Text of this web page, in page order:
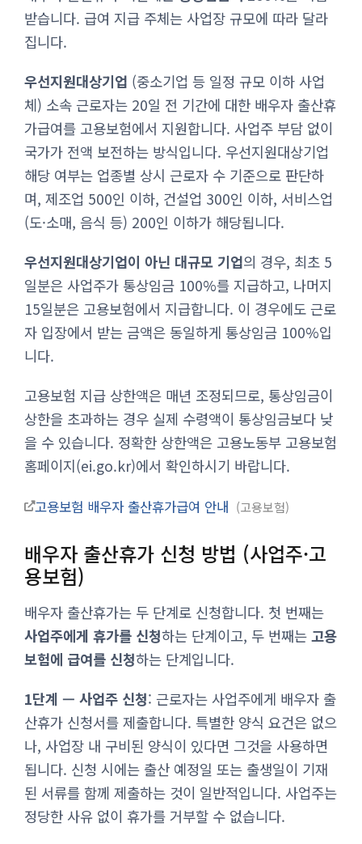
받습니다. 급여 지급 주체는 사업장 규모에 따라 달라
집니다.
우선지원대상기업 (중소기업 등 일정 규모 이하 사업
체) 소속 근로자는 20일 전 기간에 대한 배우자 출산휴
가급여를 고용보험에서 지원합니다. 사업주 부담 없이
국가가 전액 보전하는 방식입니다. 우선지원대상기업
해당 여부는 업종별 상시 근로자 수 기준으로 판단하
며, 제조업 500인 이하, 건설업 300인 이하, 서비스업
(도·소매, 음식 등) 200인 이하가 해당됩니다.
우선지원대상기업이 아닌 대규모 기업의 경우, 최초 5
일분은 사업주가 통상임금 100%를 지급하고, 나머지
15일분은 고용보험에서 지급합니다. 이 경우에도 근로
자 입장에서 받는 금액은 동일하게 통상임금 100%입
니다.
고용보험 지급 상한액은 매년 조정되므로, 통상임금이
상한을 초과하는 경우 실제 수령액이 통상임금보다 낮
을 수 있습니다. 정확한 상한액은 고용노동부 고용보험
홈페이지(ei.go.kr)에서 확인하시기 바랍니다.
고용보험 배우자 출산휴가급여 안내 고용보험
배우자 출산휴가 신청 방법 (사업주·고
용보험)
배우자 출산휴가는 두 단계로 신청합니다. 첫 번째는
사업주에게 휴가를 신청하는 단계이고, 두 번째는 고용
보험에 급여를 신청하는 단계입니다.
1단계 — 사업주 신청: 근로자는 사업주에게 배우자 출
산휴가 신청서를 제출합니다. 특별한 양식 요건은 없으
나, 사업장 내 구비된 양식이 있다면 그것을 사용하면
됩니다. 신청 시에는 출산 예정일 또는 출생일이 기재
된 서류를 함께 제출하는 것이 일반적입니다. 사업주는
정당한 사유 없이 휴가를 거부할 수 없습니다.